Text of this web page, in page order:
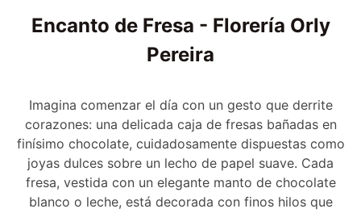
Encanto de Fresa - Florería Orly
Pereira
Imagina comenzar el día con un gesto que derrite
corazones: una delicada caja de fresas bañadas en
finísimo chocolate, cuidadosamente dispuestas como
joyas dulces sobre un lecho de papel suave. Cada
fresa, vestida con un elegante manto de chocolate
blanco o leche, está decorada con finos hilos que